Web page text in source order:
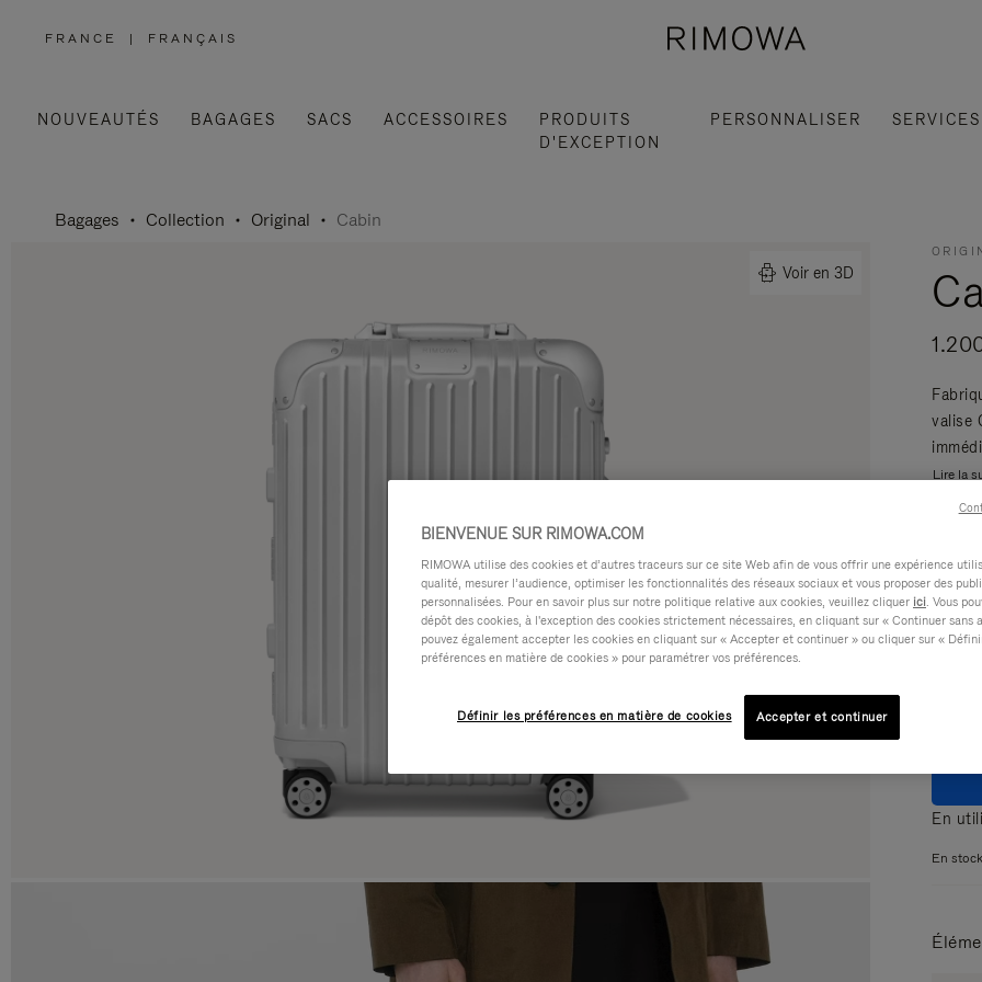
FRANCE
,
| FRANÇAIS
NOUVEAUTÉS BAGAGES SACS ACCESSOIRES
PRODUITS
D'EXCEPTION
PERSONNALISER SERVICES
Bagages Collection Original Cabin
Voir en 3D
valise
Lire la
En
En stock
BIENVENUE SUR RIMOWA.COM
RIMOWA utilise des cookies et d’autres traceurs sur ce site Web afin de vous offrir une expérience
qualité, mesurer l’audience, optimiser les fonctionnalités des réseaux sociaux et vous proposer des
personnalisées. Pour en savoir plus sur notre politique relative aux cookies, veuillez cliquer ici. Vous
dépôt des cookies, à l'exception des cookies strictement nécessaires, en cliquant sur « Continuer sans
pouvez également accepter les cookies en cliquant sur « Accepter et continuer » ou cliquer sur «
préférences en matière de cookies » pour paramétrer vos préférences.
Définir les préférences en matière de cookies Accepter et continuer